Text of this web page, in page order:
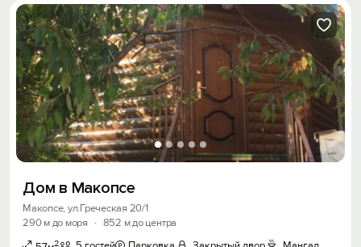
Дом в Макопсе
Макопсе, ул.Греческая 20/1
290 м до моря
· 852 м до центра
2